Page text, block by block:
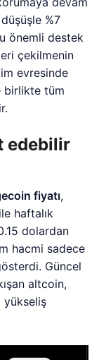
%7
önemli destek
çekilmenin
evresinde
birlikte tüm
edebilir
fiyatı,
haftalık
dolardan
hacmi sadece
Güncel
altcoin,
yükseliş